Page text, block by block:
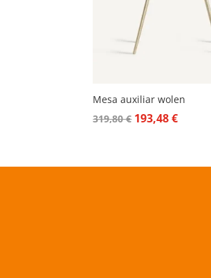
Mesa auxiliar wolen
319,80€ El
193,48€El